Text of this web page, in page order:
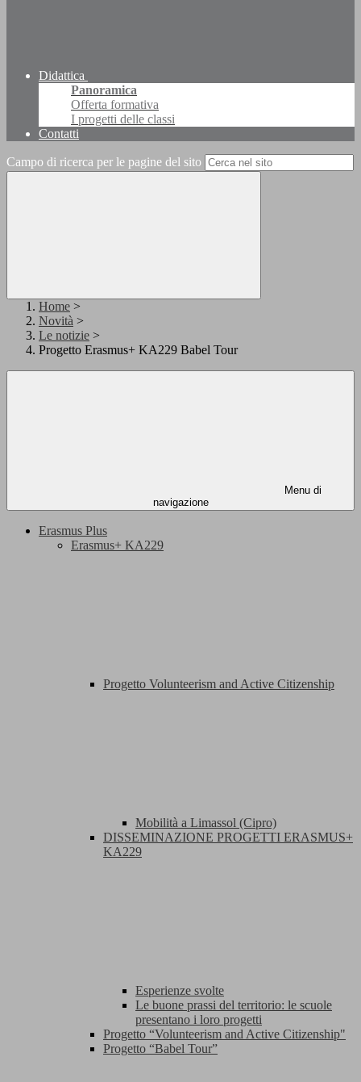
Didattica
Panoramica
Offerta formativa
I progetti delle classi
Contatti
Campo di ricerca per le pagine del sito
Home >
Novità >
Le notizie >
Progetto Erasmus+ KA229 Babel Tour
Menu di
navigazione
Erasmus Plus
Erasmus+ KA229
Progetto Volunteerism and Active Citizenship
Mobilità a Limassol (Cipro)
DISSEMINAZIONE PROGETTI ERASMUS+
KA229
Esperienze svolte
Le buone prassi del territorio: le scuole
presentano i loro progetti
Progetto “Volunteerism and Active Citizenship"
Progetto “Babel Tour”